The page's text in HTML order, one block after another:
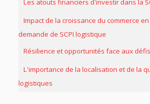
Impact de la croissance du commerce
demande de SCPI logistique
Résilience et opportunités face aux
L'importance de la localisation et de la
logistiques